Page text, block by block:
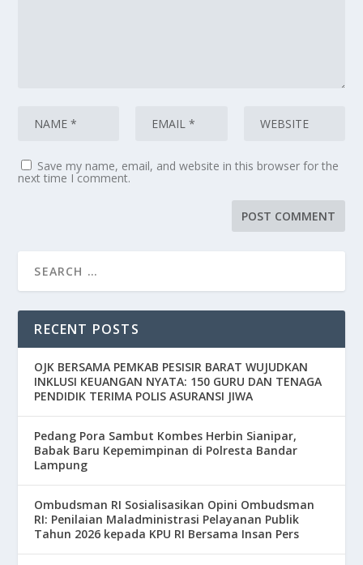
Save my name, email, and website in this browser for the
next time I comment.
RECENT POSTS
OJK BERSAMA PEMKAB PESISIR BARAT WUJUDKAN
INKLUSI KEUANGAN NYATA: 150 GURU DAN TENAGA
PENDIDIK TERIMA POLIS ASURANSI JIWA
Pedang Pora Sambut Kombes Herbin Sianipar,
Babak Baru Kepemimpinan di Polresta Bandar
Lampung
Ombudsman RI Sosialisasikan Opini Ombudsman
RI: Penilaian Maladministrasi Pelayanan Publik
Tahun 2026 kepada KPU RI Bersama Insan Pers